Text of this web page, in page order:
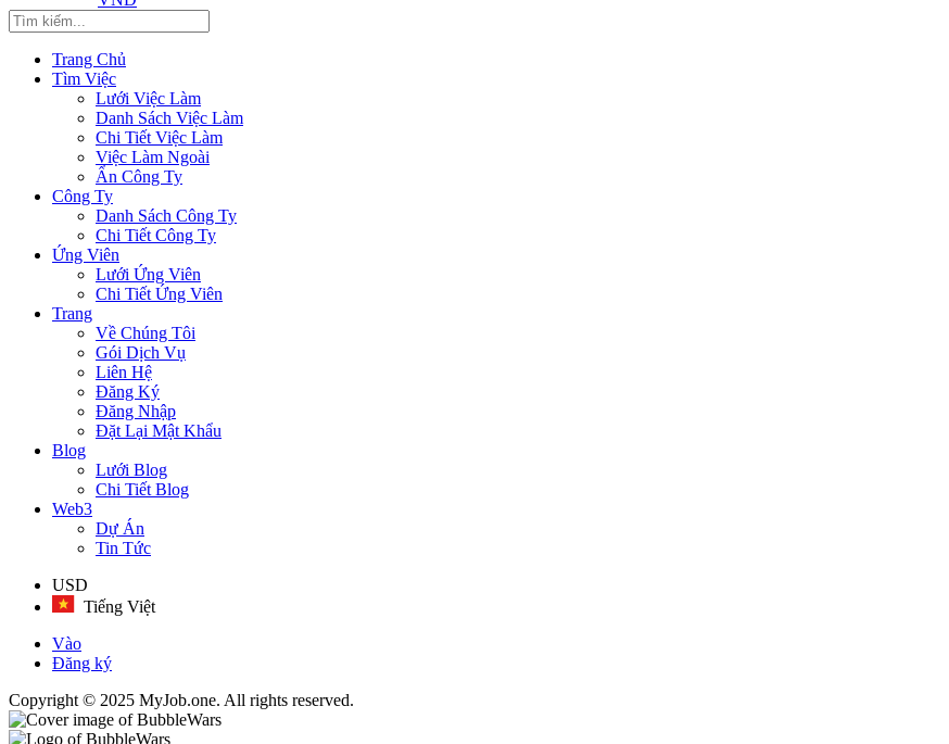
Trang Chủ
Tìm Việc
Lưới Việc Làm
Danh Sách Việc Làm
Chi Tiết Việc Làm
Việc Làm Ngoài
Ẩn Công Ty
Công Ty
Danh Sách Công Ty
Chi Tiết Công Ty
Ứng Viên
Lưới Ứng Viên
Chi Tiết Ứng Viên
Trang
Về Chúng Tôi
Gói Dịch Vụ
Liên Hệ
Đăng Ký
Đăng Nhập
Đặt Lại Mật Khẩu
Blog
Lưới Blog
Chi Tiết Blog
Web3
Dự Án
Tin Tức
USD
Tiếng Việt
Vào
Đăng ký
Copyright © 2025 MyJob.one. All rights reserved.